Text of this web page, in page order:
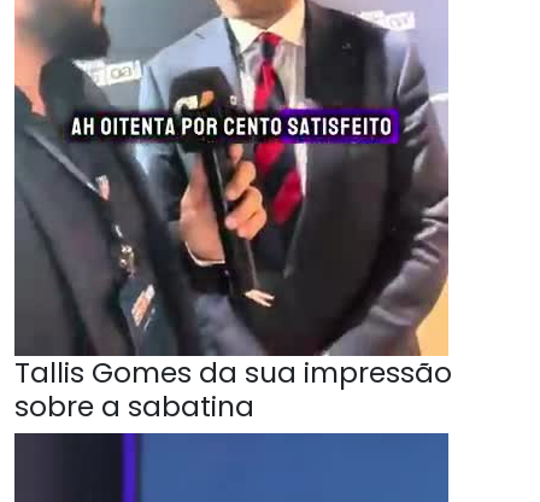
Tallis Gomes da sua impressão
sobre a sabatina